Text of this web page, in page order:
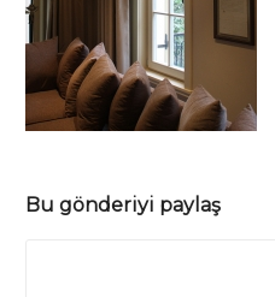
Bu gönderiyi paylaş